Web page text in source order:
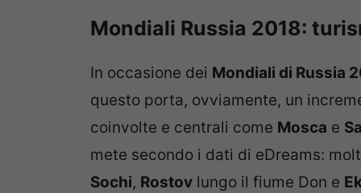
Mondiali Russia 2018:
In occasione dei Mondiali di Russia
questo porta, ovviamente, un
coinvolte e centrali come Mosca e
mete secondo i dati di eDreams:
Sochi, Rostov lungo il fiume Don e